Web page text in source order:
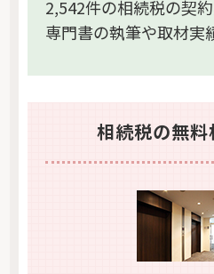
2,542件の相続税の契約
専門書の執筆や取材実
相続税の無